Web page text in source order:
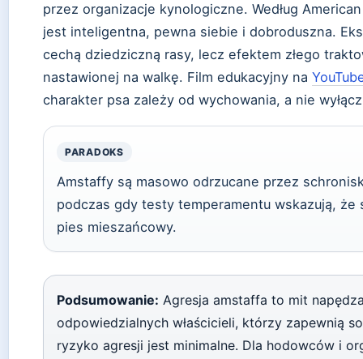
przez organizacje kynologiczne. Według
jest inteligentna, pewna siebie i dobroduszna.
cechą dziedziczną rasy, lecz efektem złego
nastawionej na walkę. Film edukacyjny na
charakter psa zależy od wychowania, a nie
PARADOKS
Amstaffy są masowo odrzucane przez
podczas gdy testy temperamentu wskazują,
pies mieszańcowy.
Podsumowanie: Agresja amstaffa to mit
odpowiedzialnych właścicieli, którzy zapewnią
ryzyko agresji jest minimalne. Dla hodowców i